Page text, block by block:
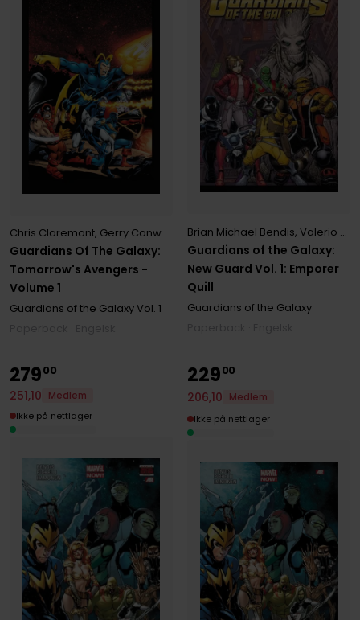
Guardians Of The Galaxy:
Tomorrow's Avengers -
Volume 1
Chris Claremont, Gerry Conway Steve Gerber
Guardians of the GalaxyVol. 1
Guardians of the Galaxy:
New Guard Vol. 1: Emporer
Quill
Brian Michael Bendis,Valerio Schiti
Guardians of the Galaxy
27900
251,10
Medlem
Ikke på nettlager
22900
206,10
Medlem
Ikke på nettlager